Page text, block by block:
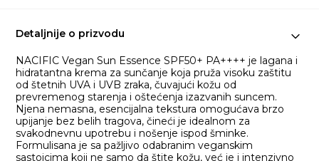
Detaljnije o prizvodu
NACIFIC Vegan Sun Essence SPF50+ PA++++ je lagana i
hidratantna krema za sunčanje koja pruža visoku zaštitu
od štetnih UVA i UVB zraka, čuvajući kožu od
prevremenog starenja i oštećenja izazvanih suncem.
Njena nemasna, esencijalna tekstura omogućava brzo
upijanje bez belih tragova, čineći je idealnom za
svakodnevnu upotrebu i nošenje ispod šminke.
Formulisana je sa pažljivo odabranim veganskim
sastojcima koji ne samo da štite kožu, već je i intenzivno